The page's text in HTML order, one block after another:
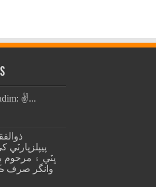
✌️...
ڀٽي ۽ مرحوم
وانگر صرف